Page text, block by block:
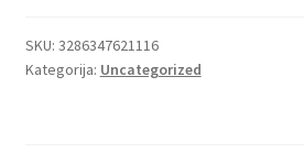
SKU: 3286347621116
Kategorija: Uncategorized